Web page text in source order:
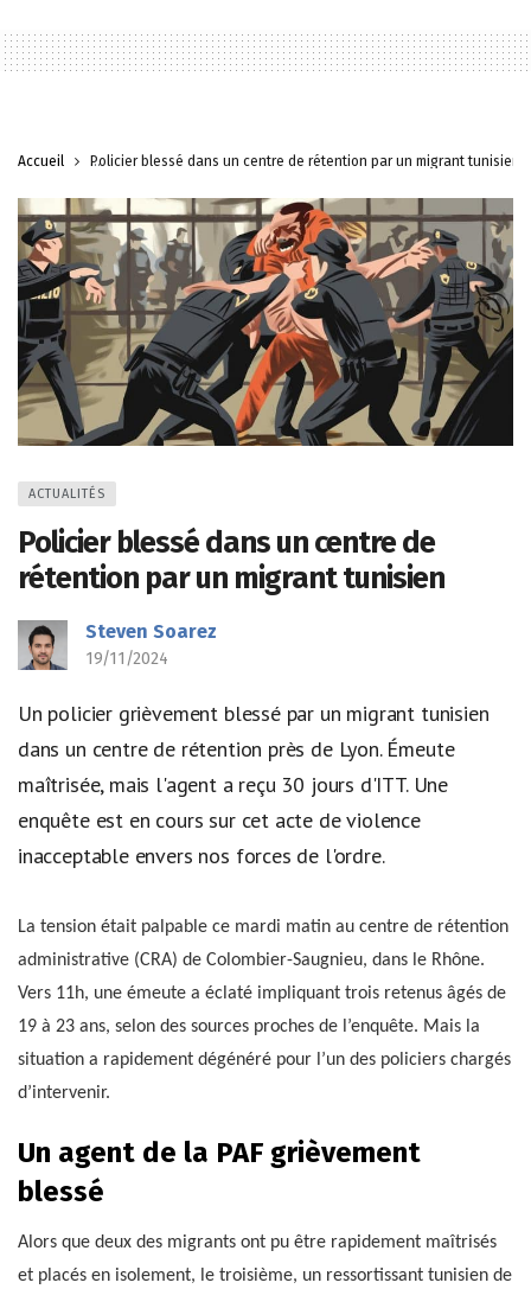
Accueil Policier blessé dans un centre de rétention par un migrant tunisien
ACTUALITÉS
Policier blessé dans un centre de
rétention par un migrant tunisien
Steven Soarez
19/11/2024
Un policier grièvement blessé par un migrant tunisien
dans un centre de rétention près de Lyon. Émeute
maîtrisée, mais l'agent a reçu 30 jours d'ITT. Une
enquête est en cours sur cet acte de violence
inacceptable envers nos forces de l'ordre.
La tension était palpable ce mardi matin au centre de rétention
administrative (CRA) de Colombier-Saugnieu, dans le Rhône.
Vers 11h, une émeute a éclaté impliquant trois retenus âgés de
19 à 23 ans, selon des sources proches de l’enquête. Mais la
situation a rapidement dégénéré pour l’un des policiers chargés
d’intervenir.
Un agent de la PAF grièvement
blessé
Alors que deux des migrants ont pu être rapidement maîtrisés
et placés en isolement, le troisième, un ressortissant tunisien de